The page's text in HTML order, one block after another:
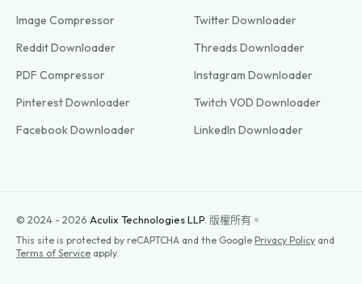
Image Compressor
Reddit Downloader
PDF Compressor
Pinterest Downloader
Facebook Downloader
Twitter Downloader
Threads Downloader
Instagram Downloader
Twitch VOD Downloader
LinkedIn Downloader
© 2024 - 2026 Aculix Technologies LLP 版權所有。
This site is protected by reCAPTCHA and the Google Privacy Policy and
Terms of Service apply.